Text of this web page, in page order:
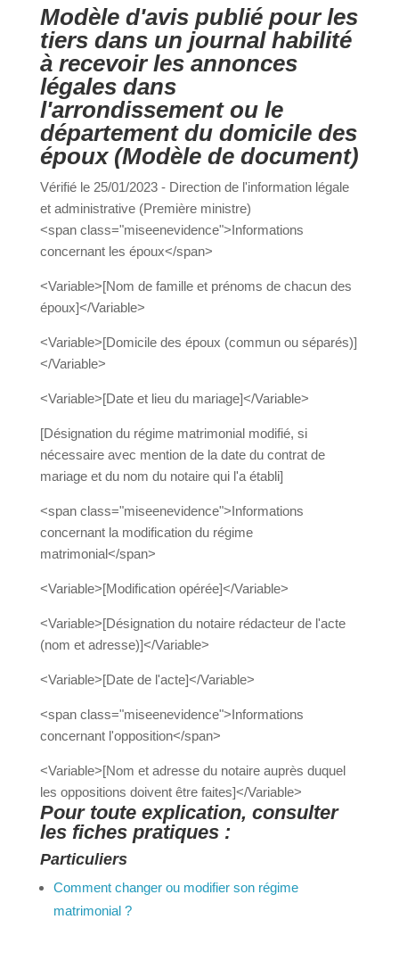
Modèle d'avis publié pour les
tiers dans un journal habilité
à recevoir les annonces
légales dans
l'arrondissement ou le
département du domicile des
époux (Modèle de document)
Vérifié le 25/01/2023 - Direction de l'information légale
et administrative (Première ministre)
<span class="miseenevidence">Informations
concernant les époux</span>
<Variable>[Nom de famille et prénoms de chacun des
époux]</Variable>
<Variable>[Domicile des époux (commun ou séparés)]
</Variable>
<Variable>[Date et lieu du mariage]</Variable>
[Désignation du régime matrimonial modifié, si
nécessaire avec mention de la date du contrat de
mariage et du nom du notaire qui l'a établi]
<span class="miseenevidence">Informations
concernant la modification du régime
matrimonial</span>
<Variable>[Modification opérée]</Variable>
<Variable>[Désignation du notaire rédacteur de l'acte
(nom et adresse)]</Variable>
<Variable>[Date de l'acte]</Variable>
<span class="miseenevidence">Informations
concernant l'opposition</span>
<Variable>[Nom et adresse du notaire auprès duquel
les oppositions doivent être faites]</Variable>
Pour toute explication, consulter
les fiches pratiques :
Particuliers
Comment changer ou modifier son régime
matrimonial ?
a
famille
un
en